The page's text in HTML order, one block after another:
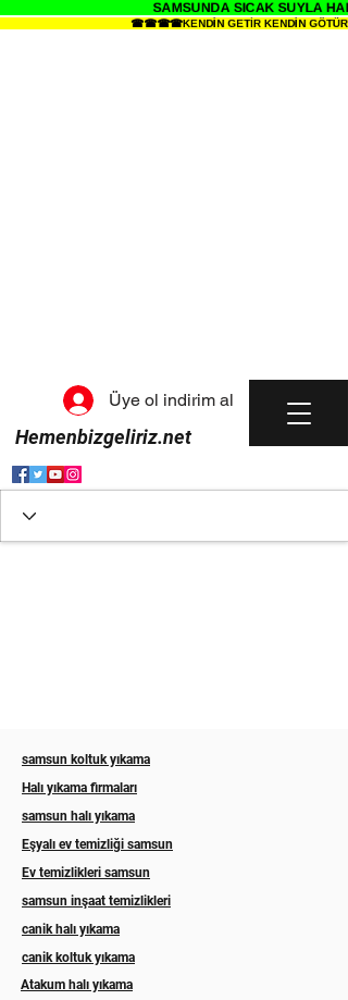
SAMSUNDA SICAK SUYLA
☎☎☎☎KENDİN GETİR KENDİN
Hemenbizgeliriz.net
Üye ol indirim al
samsun koltuk yıkama
Halı yıkama firmaları
samsun halı yıkama
Eşyalı ev temizliği samsun
Ev temizlikleri samsun
samsun inşaat temizlikleri
canik halı yıkama
canik koltuk yıkama
Atakum halı yıkama